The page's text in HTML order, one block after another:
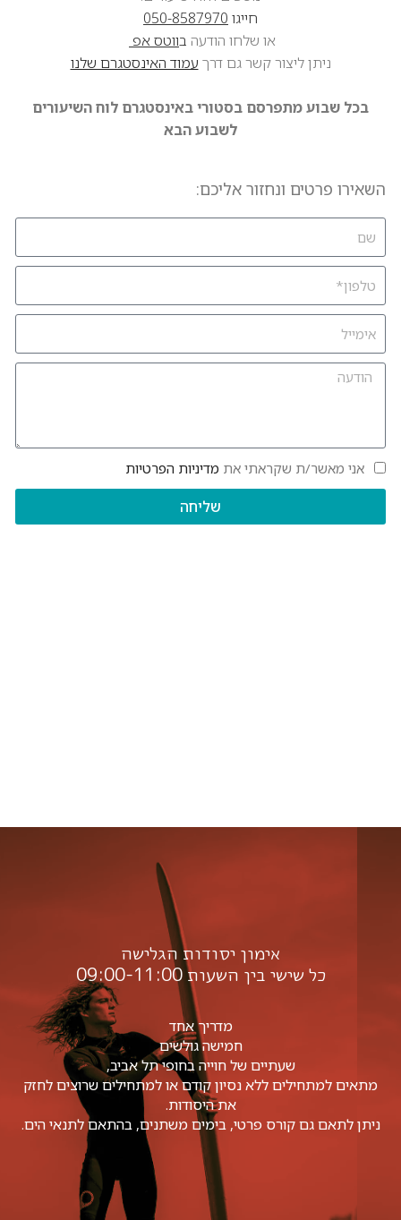
חייגו 050-8587970
או שלחו הודעה בווטס אפ
ניתן ליצור קשר גם דרך עמוד האינסטגרם שלנו
בכל שבוע מתפרסם בסטורי באינסטגרם לוח השיעורים
לשבוע הבא
השאירו פרטים ונחזור אליכם:
אני מאשר/ת שקראתי את מדיניות הפרטיות
שליחה
אימון יסודות הגלישה
כל שישי בין השעות 09:00-11:00
מדריך אחד
חמישה גולשים
שעתיים של חוייה בחופי תל אביב,
מתאים למתחילים ללא נסיון קודם או למתחילים שרוצים לחזק
את היסודות.
ניתן לתאם גם קורס פרטי, בימים משתנים, בהתאם לתנאי הים.